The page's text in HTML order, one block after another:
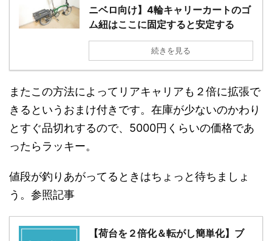
ニベロ向け】4輪キャリーカートのゴ
ム紐はここに固定すると安定する
続きを見る
またこの方法によってリアキャリアも２倍に拡張で
きるというおまけ付きです。在庫が少ないのかわり
とすぐ品切れするので、5000円くらいの価格であ
ったらラッキー。
値段が釣りあがってるときはちょっと待ちましょ
う。参照記事
【荷台を２倍化＆転がし簡単化】ブ